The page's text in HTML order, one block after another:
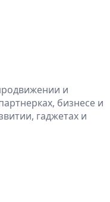
и
бизнесе и
гаджетах и